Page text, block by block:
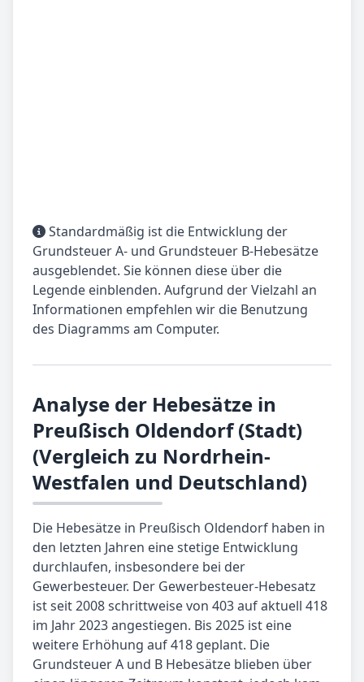
Standardmäßig ist die Entwicklung der
Grundsteuer A- und Grundsteuer B-Hebesätze
ausgeblendet. Sie können diese über die
Legende einblenden. Aufgrund der Vielzahl an
Informationen empfehlen wir die Benutzung
des Diagramms am Computer.
Analyse der Hebesätze in
Preußisch Oldendorf (Stadt)
(Vergleich zu Nordrhein-
Westfalen und Deutschland)
Die Hebesätze in Preußisch Oldendorf haben in
den letzten Jahren eine stetige Entwicklung
durchlaufen, insbesondere bei der
Gewerbesteuer. Der Gewerbesteuer-Hebesatz
ist seit 2008 schrittweise von 403 auf aktuell 418
im Jahr 2023 angestiegen. Bis 2025 ist eine
weitere Erhöhung auf 418 geplant. Die
Grundsteuer A und B Hebesätze blieben über